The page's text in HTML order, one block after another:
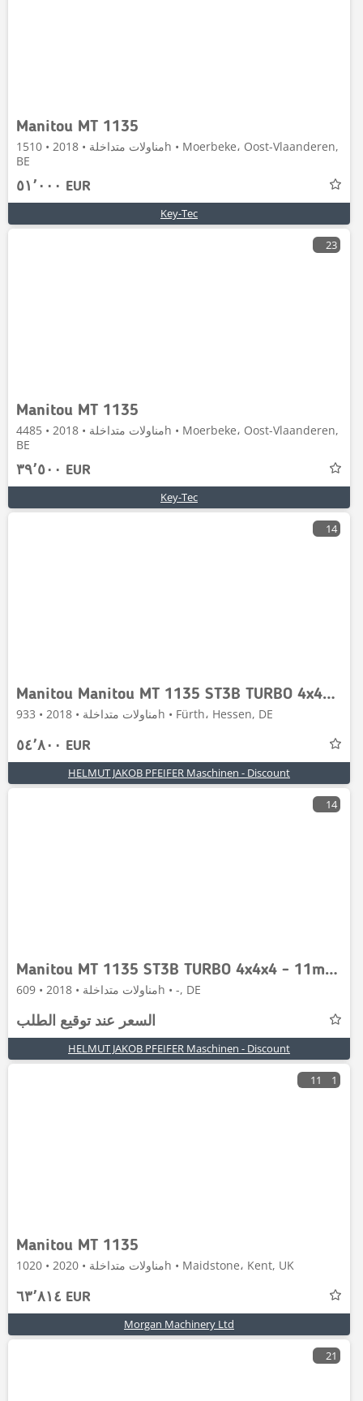
Manitou MT 1135
مناولات متداخلة • 2018 • 1510h • Moerbeke، Oost-Vlaanderen,
BE
٥١٬٠٠٠ EUR
Key-Tec
23
Manitou MT 1135
مناولات متداخلة • 2018 • 4485h • Moerbeke، Oost-Vlaanderen,
BE
٣٩٬٥٠٠ EUR
Key-Tec
14
Manitou Manitou MT 1135 ST3B TURBO 4x4x4 - 11m / 3.5t. VOR
مناولات متداخلة • 2018 • 933h • Fürth، Hessen, DE
٥٤٬٨٠٠ EUR
HELMUT JAKOB PFEIFER Maschinen - Discount
14
Manitou MT 1135 ST3B TURBO 4x4x4 - 11m / 3.5t. VORFÜHRM.
مناولات متداخلة • 2018 • 609h • -, DE
السعر عند توقيع الطلب
HELMUT JAKOB PFEIFER Maschinen - Discount
11 1
Manitou MT 1135
مناولات متداخلة • 2020 • 1020h • Maidstone، Kent, UK
٦٣٬٨١٤ EUR
Morgan Machinery Ltd
21